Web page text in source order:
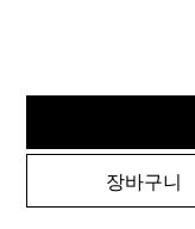
장바구니